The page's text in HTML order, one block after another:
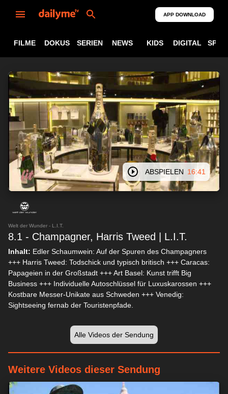
APP DOWNLOAD
FILME DOKUS SERIEN NEWS KIDS DIGITAL
ABSPIELEN 16:41
Welt der Wunder - L.I.T.
8.1 - Champagner, Harris Tweed | L.I.T.
Inhalt: Edler Schaumwein: Auf der Spuren des Champagners
+++ Harris Tweed: Todschick und typisch britisch +++ Caracas:
Papageien in der Großstadt +++ Art Basel: Kunst trifft Big
Business +++ Individuelle Autoschlüssel für Luxuskarossen +++
Kostbare Messer-Unikate aus Schweden +++ Venedig:
Sightseeing fernab der Touristenpfade.
Alle Videos der Sendung
Weitere Videos dieser Sendung